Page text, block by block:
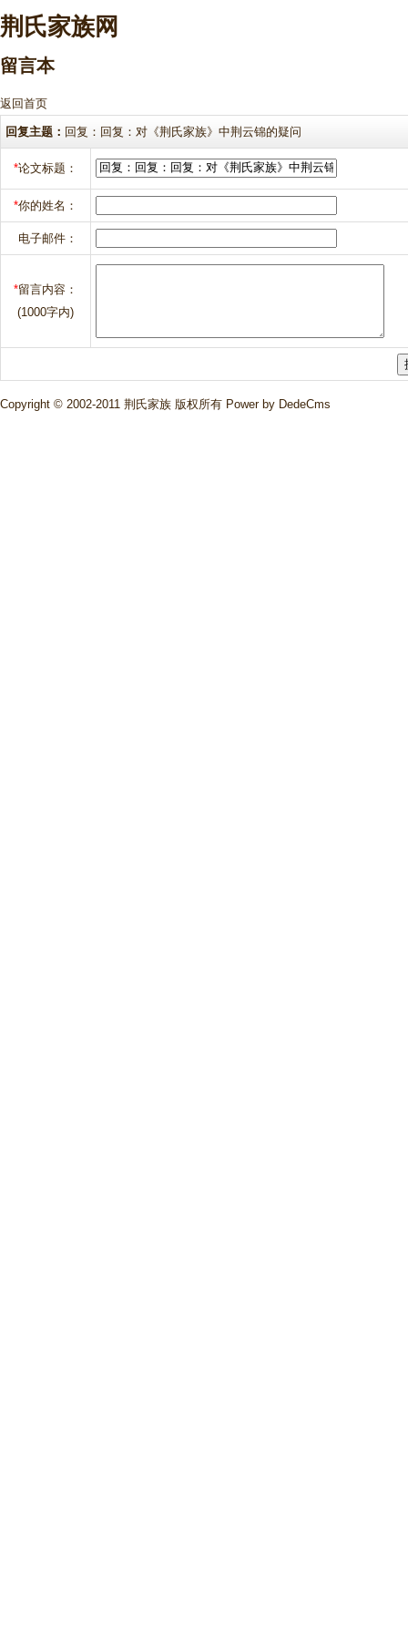
荆氏家族网
留言本
返回首页
回复主题： 回复：回复：对《荆氏家族》中荆云锦的疑问
*论文标题：
*你的姓名：
电子邮件：
*留言内容：
(1000字内)
Copyright © 2002-2011 荆氏家族 版权所有 Power by DedeCms